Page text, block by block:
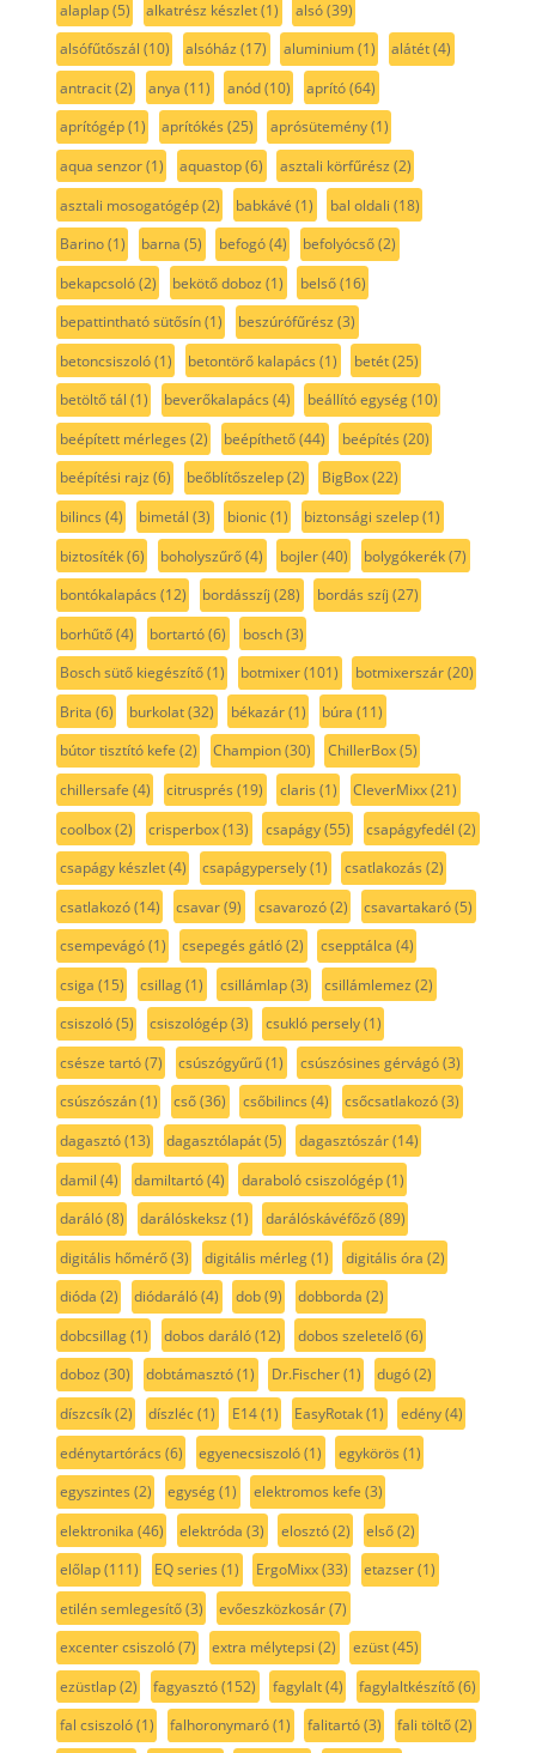
alaplap(5) alkatrész készlet(1) alsó(39)
alsófűtőszál (10) alsóház (17) aluminium(1) alátét(4)
antracit(2) anya (11) anód(10) aprító(64)
aprítógép(1) aprítókés (25) aprósütemény(1)
aqua senzor(1) aquastop(6) asztali körfűrész (2)
asztali mosogatógép(2) babkávé (1) bal oldali (18)
Barino(1) barna (5) befogó(4) befolyócső(2)
bekapcsoló(2) bekötő doboz (1) belső(16)
bepattintható sütősín(1) beszúrófűrész (3)
betoncsiszoló(1) betontörő kalapács (1) betét(25)
betöltő tál (1) beverőkalapács (4) beállító egység(10)
beépített mérleges (2) beépíthető(44) beépítés (20)
beépítési rajz (6) beőblítőszelep(2) BigBox(22)
bilincs (4) bimetál (3) bionic(1) biztonsági szelep(1)
biztosíték(6) boholyszűrő(4) bojler(40) bolygókerék(7)
bontókalapács (12) bordásszíj (28) bordás szíj (27)
borhűtő(4) bortartó(6) bosch(3)
Bosch sütő kiegészítő(1) botmixer(101) botmixerszár(20)
Brita (6) burkolat(32) békazár(1) búra (11)
bútor tisztító kefe (2) Champion(30) ChillerBox(5)
chillersafe (4) citrusprés (19) claris (1) CleverMixx(21)
coolbox(2) crisperbox(13) csapágy(55) csapágyfedél (2)
csapágy készlet(4) csapágypersely(1) csatlakozás (2)
csatlakozó(14) csavar(9) csavarozó(2) csavartakaró(5)
csempevágó(1) csepegés gátló(2) csepptálca (4)
csiga (15) csillag(1) csillámlap(3) csillámlemez (2)
csiszoló(5) csiszológép(3) csukló persely(1)
csésze tartó(7) csúszógyűrű(1) csúszósines gérvágó(3)
csúszószán(1) cső(36) csőbilincs (4) csőcsatlakozó(3)
dagasztó(13) dagasztólapát(5) dagasztószár(14)
damil (4) damiltartó(4) daraboló csiszológép(1)
daráló(8) darálóskeksz (1) darálóskávéfőző(89)
digitális hőmérő(3) digitális mérleg(1) digitális óra (2)
dióda (2) diódaráló(4) dob(9) dobborda (2)
dobcsillag(1) dobos daráló(12) dobos szeletelő(6)
doboz (30) dobtámasztó(1) Dr.Fischer(1) dugó(2)
díszcsík(2) díszléc(1) E14(1) EasyRotak(1) edény(4)
edénytartórács (6) egyenecsiszoló(1) egykörös (1)
egyszintes (2) egység(1) elektromos kefe (3)
elektronika (46) elektróda (3) elosztó(2) első(2)
előlap(111) EQ series (1) ErgoMixx(33) etazser(1)
etilén semlegesítő(3) evőeszközkosár(7)
excenter csiszoló(7) extra mélytepsi (2) ezüst(45)
ezüstlap(2) fagyasztó(152) fagylalt(4) fagylaltkészítő(6)
fal csiszoló(1) falhoronymaró(1) falitartó(3) fali töltő(2)